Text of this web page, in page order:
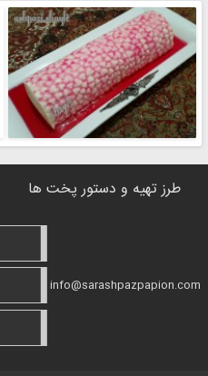
طرز تهیه و دستور پخت ها
info@sarashpazpapion.com